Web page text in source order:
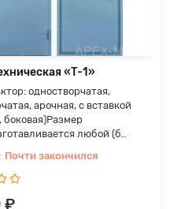
«Т-1»
одностворчатая,
арочная, с вставкой
боковая)Размер
любой (б..
Почти закончился
₽